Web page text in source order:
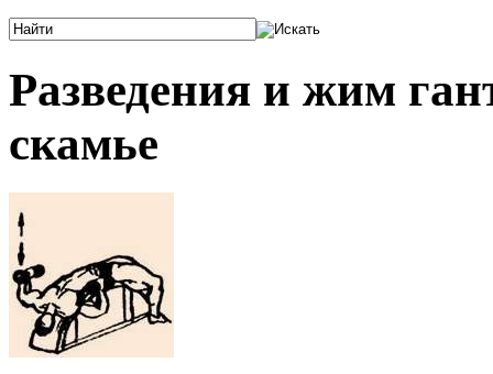
Разведения и жим
скамье